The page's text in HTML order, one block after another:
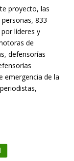
proyecto, las
833
líderes y
de
defensorías
emergencia de la